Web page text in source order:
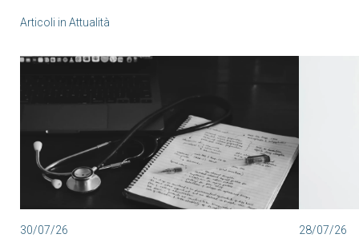
Articoli in Attualità
30/07/26 28/07/26